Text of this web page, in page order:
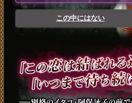
この中にはない